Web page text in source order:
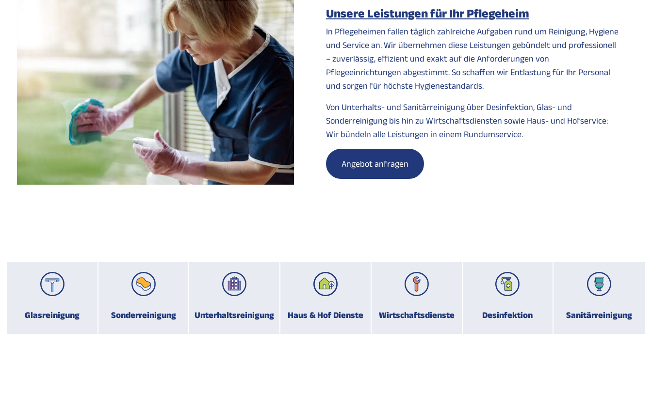
Unsere Leistungen für Ihr Pflegeheim
In Pflegeheimen fallen täglich zahlreiche Aufgaben rund um Reinigung, Hygiene
und Service an. Wir übernehmen diese Leistungen gebündelt und professionell
– zuverlässig, effizient und exakt auf die Anforderungen von
Pflegeeinrichtungen abgestimmt. So schaffen wir Entlastung für Ihr Personal
und sorgen für höchste Hygienestandards.
Von Unterhalts- und Sanitärreinigung über Desinfektion, Glas- und
Sonderreinigung bis hin zu Wirtschaftsdiensten sowie Haus- und Hofservice:
Wir bündeln alle Leistungen in einem Rundumservice.
Angebot anfragen
Glasreinigung Sonderreinigung Unterhaltsreinigung Haus & Hof Dienste Wirtschaftsdienste Desinfektion Sanitärreinigung